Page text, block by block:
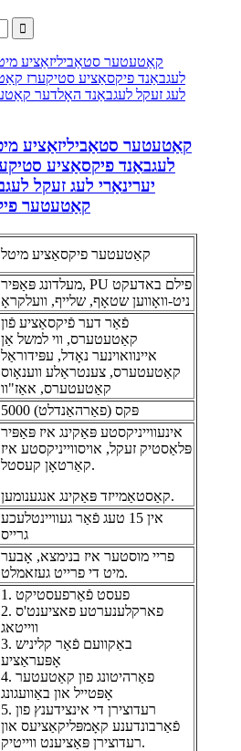
קאַטעטער סטאַביליזאַציע
לעגבאַנד פיקסאַציע
יערינאַרי לעג זעקל
קאַטעטער
קאַטעטער פיקסאַציע מיטל
מעלדונג פּאַפּיר, PU פילם באדעקט
ניט-וואָווען שטאָף, שלייף, וועלקראָ
פֿאַר דער פֿיקסאַציע פֿון
קאַטעטערס, ווי למשל אַן
איינוואוינער נאָדל, עפּידוראַל
קאַטעטערס, צענטראַלע ווענאָוס
קאַטעטערס, אאַז"וו
5000 פּקס (פאַרהאַנדלט)
אינעווייניקסטע פּאַקינג איז פּאַפּיר
פּלאַסטיק זעקל, אויסווייניקסטע איז
קאַרטאָן קעסטל.
קאַסטאַמייזד פּאַקינג אנגענומען.
אין 15 טעג פֿאַר געוויינטלעכע
גרייס
פריי מוסטער איז בנימצא, אָבער
מיט די פרייט געזאמלט.
1. פעסט פֿאַרפעסטיקט
2. פארקלענערטע פאציענט'ס
ווייטאג
3. באַקוועם פֿאַר קליניש
אָפּעראַציע
4. פאַרהיטונג פון קאַטעטער
אָפּטייל און באַוועגונג
5. רעדוצירן די אינצידענץ פון
פֿאַרבונדענע קאָמפּליקאַציעס און
רעדוצירן פּאַציענט ווייטיק.